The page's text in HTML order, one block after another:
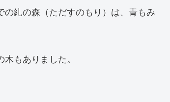
糺の森（ただすのもり）は、青もみ
もありました。